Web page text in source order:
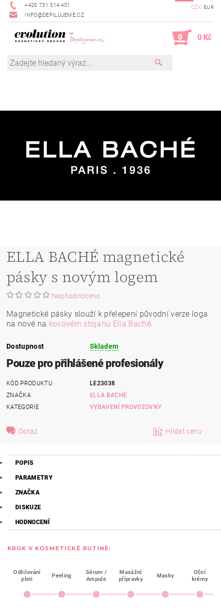
+420 731 514 401
INFO@DEPILUJEME.CZ
CZK EUR
0 0 Kč
ELLA BACHÉ magnetické
pásky s novým logem
Neohodnoceno
Magnetické pásky slouží k přelepení původní verze loga
na nové na kovovém stojanu Ella Baché.
Dostupnost Skladem
Pouze pro přihlášené profesionály
KÓD PRODUKTU
LE23038
ZNAČKA
ELLA BACHÉ
KATEGORIE
VYBAVENÍ PROVOZOVNY
Dotaz Hlídat cenu
POPIS
PARAMETRY
ZNAČKA
DISKUZE
HODNOCENÍ
KROK V KOSMETICKÉ RUTINĚ:
Odličování
pleti
Peeling
Sérum /
Ampule
Masážní
přípravky
Masky
Oční
krémy